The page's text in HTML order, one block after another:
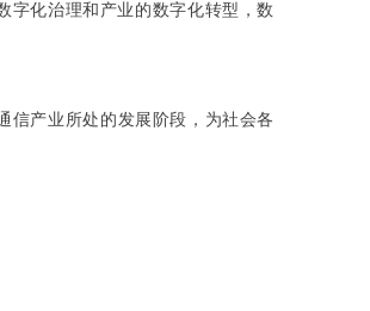
字化治理和产业的数字化转型，数
信产业所处的发展阶段，为社会各